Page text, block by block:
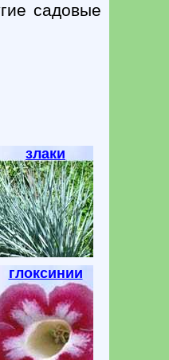
садовые
злаки
глоксинии